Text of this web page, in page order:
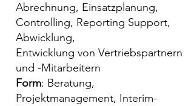
Abrechnung, Einsatzplanung,
Controlling, Reporting Support,
Abwicklung,
Entwicklung von Vertriebspartnern
und -Mitarbeitern
Form: Beratung,
Projektmanagement, Interim-